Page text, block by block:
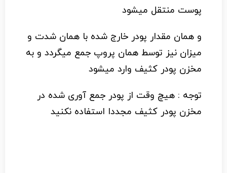
پوست منتقل میشود
و همان مقدار پودر خارج شده با همان شدت و
میزان نیز توسط همان پروپ جمع میگردد و به
مخزن پودر کثیف وارد میشود
توجه : هیچ وقت از پودر جمع آوری شده در
مخزن پودر کثیف مجددا استفاده نکنید